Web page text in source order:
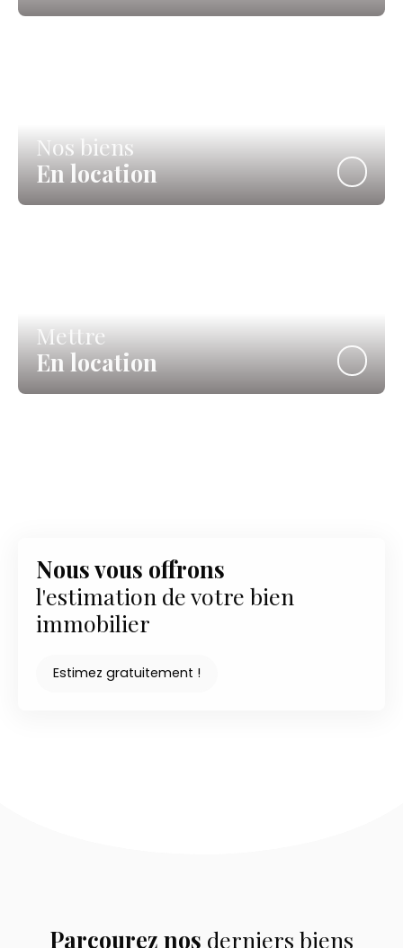
Nos biens
En location
Mettre
En location
Nous vous offrons
l'estimation de votre bien
immobilier
Estimez gratuitement !
Parcourez nos derniers biens